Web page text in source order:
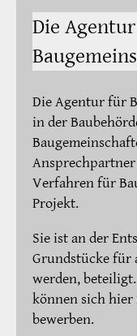
Die
Die Agentur für
in der
Verfahren für
Projekt.
Sie ist an der
Grundstücke für
werden,
können sich
bewerben.